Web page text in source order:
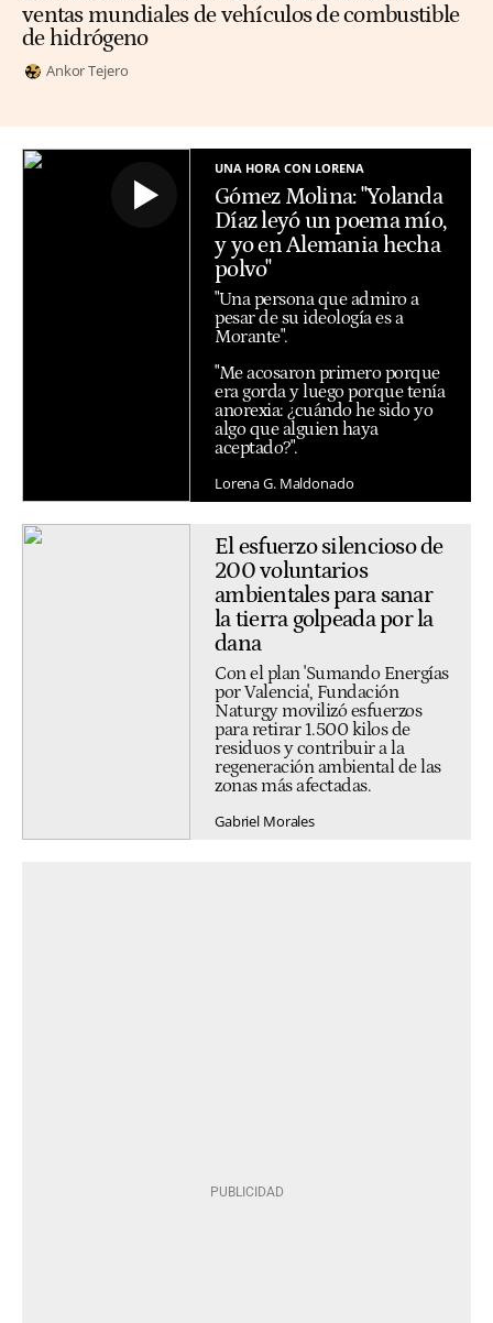
ventas mundiales de vehículos de combustible
de hidrógeno
Ankor Tejero
UNA HORA CON LORENA
Gómez Molina: "Yolanda
Díaz leyó un poema mío,
y yo en Alemania hecha
polvo"
"Una persona que admiro a
pesar de su ideología es a
Morante".
"Me acosaron primero porque
era gorda y luego porque tenía
anorexia: ¿cuándo he sido yo
algo que alguien haya
aceptado?".
Lorena G. Maldonado
El esfuerzo silencioso de
200 voluntarios
ambientales para sanar
la tierra golpeada por la
dana
Con el plan 'Sumando Energías
por Valencia', Fundación
Naturgy movilizó esfuerzos
para retirar 1.500 kilos de
residuos y contribuir a la
regeneración ambiental de las
zonas más afectadas.
Gabriel Morales